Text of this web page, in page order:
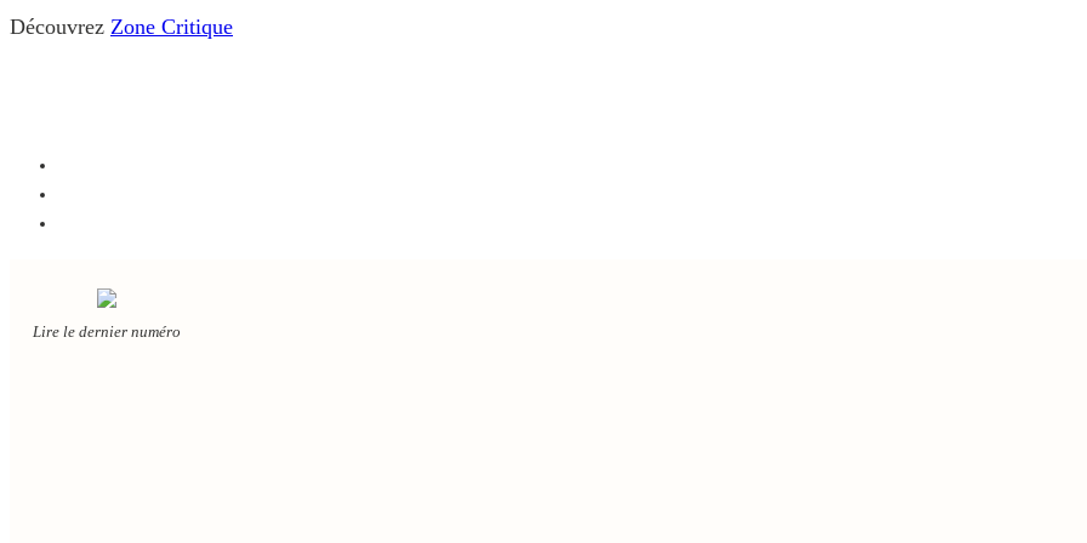
Découvrez Zone Critique
Lire le dernier numéro